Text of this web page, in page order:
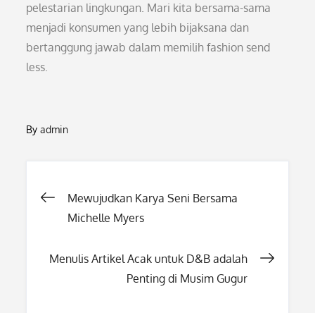
pelestarian lingkungan. Mari kita bersama-sama
menjadi konsumen yang lebih bijaksana dan
bertanggung jawab dalam memilih fashion send
less.
Byadmin
Post
Mewujudkan Karya Seni Bersama
Michelle Myers
Menulis Artikel Acak untuk D&B adalah
Penting di Musim Gugur